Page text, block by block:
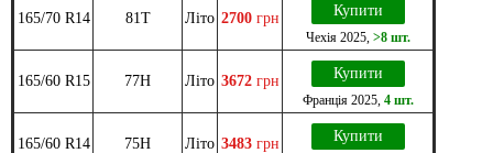
165/70 R14 81T Літо 2700 грн Купити
Чехія2025, >8 шт.
165/60 R15 77H Літо 3672 грн Купити
Франція2025, 4 шт.
165/60 R14 75H Літо 3483 грн Купити